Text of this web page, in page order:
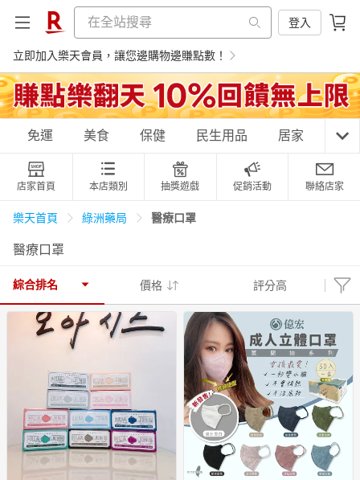
登入
立即加入樂天會員，讓您邊購物邊賺點數！
購物網分類
天天免運 美食蛋糕
居家生活 3C家電 親子玩具
化妝保養 情趣用品
日本購物 電子/紙本書
HOT
免運 美食 保健 民生用品 居家 3C
店家首頁 本店類別 抽獎遊戲 促銷活動 聯絡店家
樂天首頁 綠洲藥局 醫療口罩
醫療口罩
綜合排名 價格 評分高